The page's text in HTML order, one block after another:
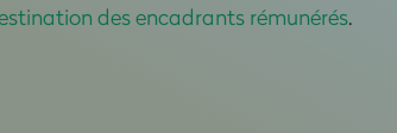
des encadrants rémunérés.